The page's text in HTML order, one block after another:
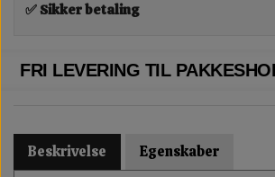
✅ Sikker betaling
FRI LEVERING TIL
Beskrivelse Egenskaber